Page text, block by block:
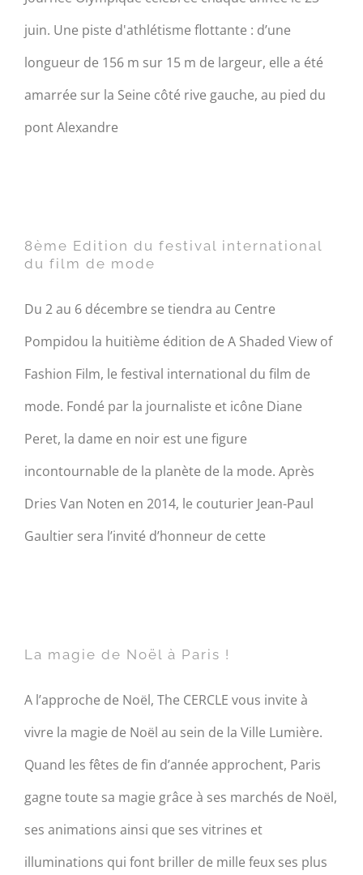
juin. Une piste d'athlétisme flottante : d’une
longueur de 156 m sur 15 m de largeur, elle a été
amarrée sur la Seine côté rive gauche, au pied du
pont Alexandre
mode
8ème Edition du festival international
du film de mode
Du 2 au 6 décembre se tiendra au Centre
Pompidou la huitième édition de A Shaded View of
Fashion Film, le festival international du film de
mode. Fondé par la journaliste et icône Diane
Peret, la dame en noir est une figure
incontournable de la planète de la mode. Après
Dries Van Noten en 2014, le couturier Jean-Paul
Gaultier sera l’invité d’honneur de cette
La magie de Noël à Paris !
A l’approche de Noël, The CERCLE vous invite à
vivre la magie de Noël au sein de la Ville Lumière.
Quand les fêtes de fin d’année approchent, Paris
gagne toute sa magie grâce à ses marchés de Noël,
ses animations ainsi que ses vitrines et
illuminations qui font briller de mille feux ses plus